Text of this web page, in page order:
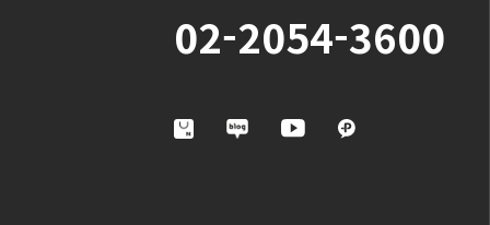
02-2054-3600